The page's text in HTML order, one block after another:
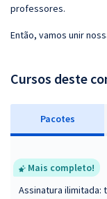
professores.
Então, vamos unir
Cursos deste
Pacotes
Mais completo!
Assinatura ilimitada: